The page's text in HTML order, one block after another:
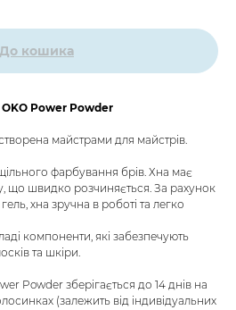
До кошика
Power Powder
майстрами для майстрів.
фарбування брів. Хна має
що швидко розчиняється. За рахунок
хна зручна в роботі та легко
компоненти, які забезпечують
та шкіри.
Powder зберігається до 14 днів на
(залежить від індивідуальних